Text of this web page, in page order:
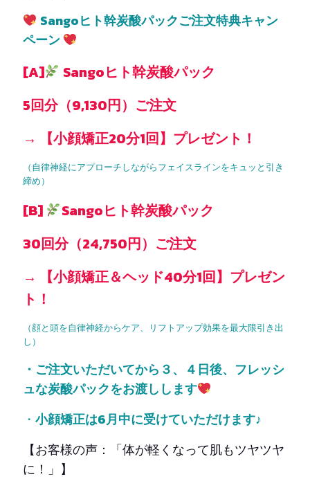
Sangoヒト幹炭酸パックご注文特典キャン
ペーン
[A]
Sangoヒト幹炭酸パック
5回分（9,130円）ご注文
→ 【小顔矯正20分1回】プレゼント！
（自律神経にアプローチしながらフェイスラインをキュッと引き
締め）
[B]
Sangoヒト幹炭酸パック
30回分（24,750円）ご注文
→ 【小顔矯正＆ヘッド40分1回】プレゼン
ト！
（顔と頭を自律神経からケア、リフトアップ効果を最大限引き出
し）
・ご注文いただいてから３、４日後、フレッシ
ュな炭酸パックをお渡しします
・ 小顔矯正は6月中に受けていただけます♪
【お客様の声：「体が軽くなって肌もツヤツヤ
に！」】